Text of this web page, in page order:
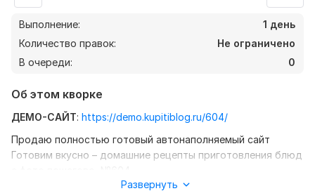
Выполнение:
1 день
Количество правок:
Не ограничено
В очереди:
0
Об этом кворке
ДЕМО-САЙТ: https://demo.kupitiblog.ru/604/
Продаю полностью готовый автонаполняемый сайт
Готовим вкусно – домашние рецепты приготовления блюд
Развернуть